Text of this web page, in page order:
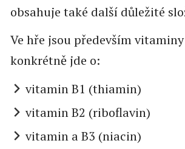
obsahuje také další důležité
Ve hře jsou především
konkrétně jde o:
vitamin B1 (thiamin)
vitamin B2 (riboflavin)
vitamin a B3 (niacin)